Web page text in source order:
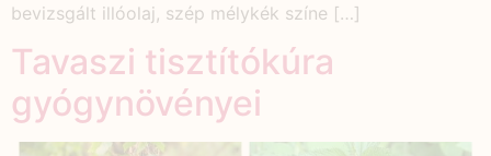
bevizsgált illóolaj, szép mélykék színe […]
Tavaszi tisztítókúra
gyógynövényei